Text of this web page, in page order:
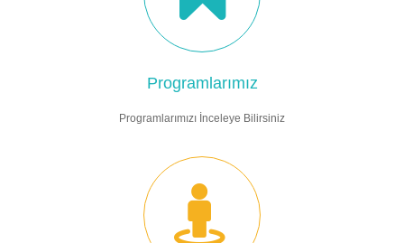
Programlarımız
Programlarımızı İnceleye Bilirsiniz